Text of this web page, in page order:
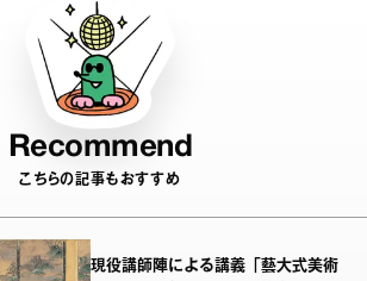
Recommend
こちらの記事もおすすめ
現役講師陣による講義「藝大式美術